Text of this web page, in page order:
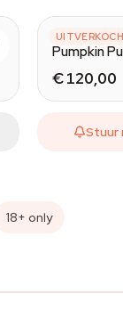
EARTH
Pumpkin
€ 120,00
Stuur
18+ only